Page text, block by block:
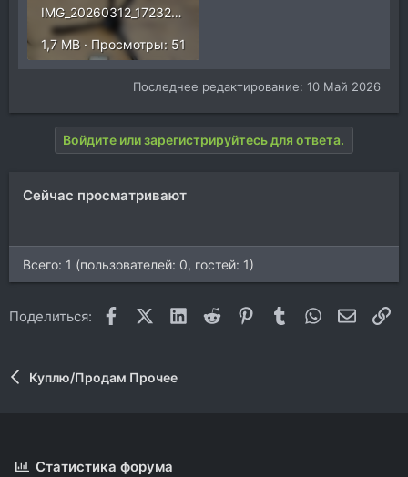
IMG_20260312_172320.jpg
1,7 MB · Просмотры: 51
Последнее редактирование: 10 Май 2026
Войдите или зарегистрируйтесь для ответа.
Сейчас просматривают
Всего: 1 (пользователей: 0, гостей: 1)
Поделиться: FacebookX (Twitter)
LinkedIn
Reddit Pinterest
Tumblr WhatsApp
Куплю/Продам Прочее
Статистика форума